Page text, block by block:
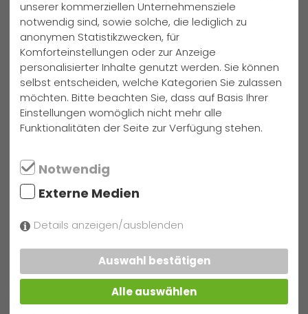
zeitweiliger Ausschluss aus dem Lernbüro. In letzter
Konsequenz behalten wir uns vor, Schülerinnen und
Schüler, die sich nicht an die Regeln des Miteinanders
halten können,gänzlich von der Teilnahme an den
Lernbüros auszuschließen.
Wir freuen uns darauf, die Kinder mit diesem neuen
Konzept noch gezielter beim Lernen zu unterstützen.
unserer kommerziellen Unternehmensziele
notwendig sind, sowie solche, die lediglich zu
anonymen Statistikzwecken, für
Komforteinstellungen oder zur Anzeige
personalisierter Inhalte genutzt werden. Sie können
selbst entscheiden, welche Kategorien Sie zulassen
möchten. Bitte beachten Sie, dass auf Basis Ihrer
Einstellungen womöglich nicht mehr alle
Funktionalitäten der Seite zur Verfügung stehen.
Notwendig
Externe Medien
Details anzeigen/ausblenden
Auswahl bestätigen
Alle auswählen